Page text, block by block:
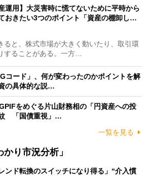
産運用】大災害時に慌てないために平時から
おきたい3つのポイント「資産の棚卸し…
と、株式市場が大きく動いたり、取引環
することがある。一方…
コード」、何が変わったのかポイントを解
の具体的な説…
をめぐる片山財務相の「円資産への投
「国債重視」…
一覧を見る
り市況分析」
レンド転換のスイッチになり得る」“介入慣